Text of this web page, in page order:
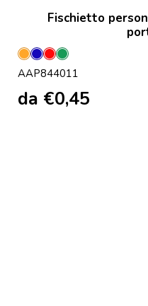
Fischietto
Arancione
BluRossoVerde
AAP844011
da €0,45